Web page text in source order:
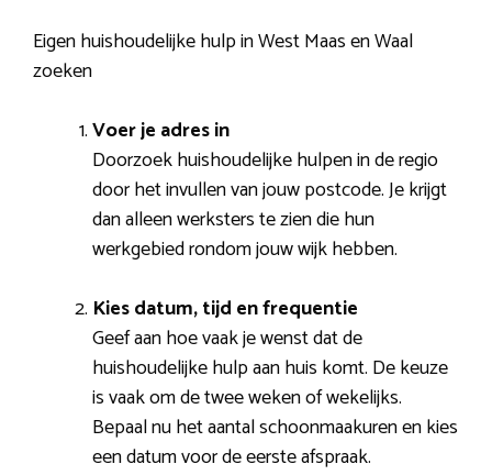
Eigen huishoudelijke hulp in West Maas en Waal
zoeken
Voer je adres in
Doorzoek huishoudelijke hulpen in de regio
door het invullen van jouw postcode. Je krijgt
dan alleen werksters te zien die hun
werkgebied rondom jouw wijk hebben.
Kies datum, tijd en frequentie
Geef aan hoe vaak je wenst dat de
huishoudelijke hulp aan huis komt. De keuze
is vaak om de twee weken of wekelijks.
Bepaal nu het aantal schoonmaakuren en kies
een datum voor de eerste afspraak.